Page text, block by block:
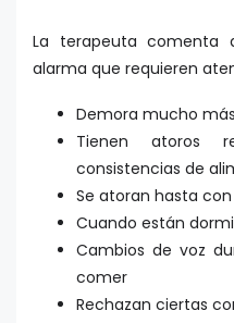
La terapeuta comenta
alarma que requieren
Demora mucho
Tienen atoros
consistencias de
Se atoran hasta con
Cuando están
Cambios de voz
comer
Rechazan ciertas